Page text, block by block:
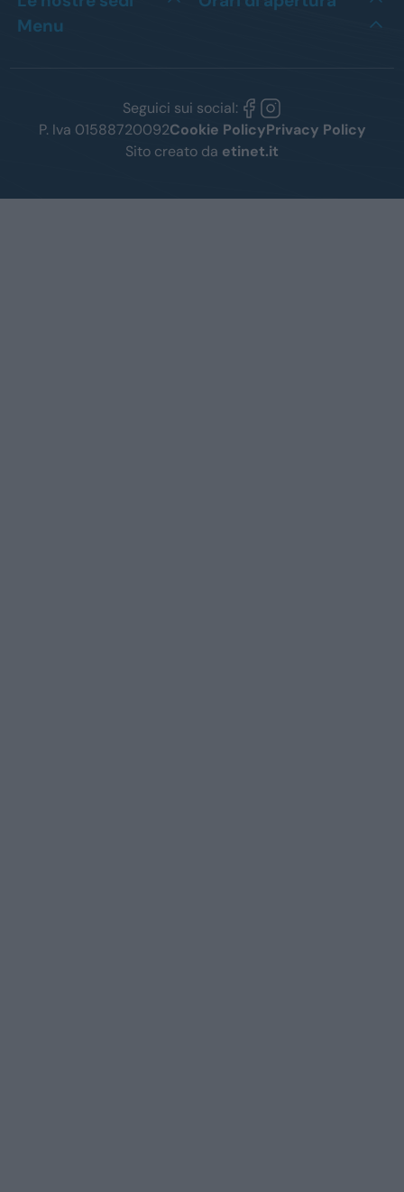
Menu
Seguici sui social:
P. Iva 01588720092Cookie PolicyPrivacy Policy
Sito creato da etinet.it